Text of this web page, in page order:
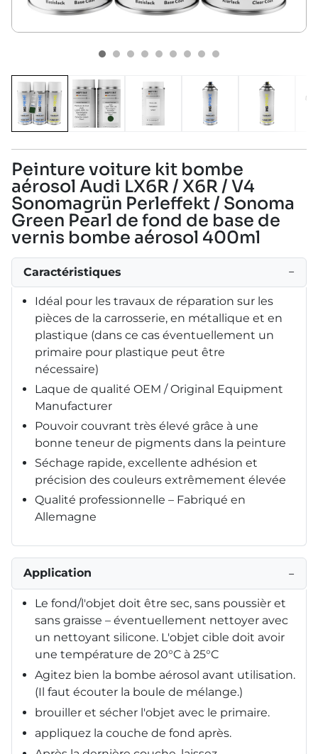
Peinture voiture kit bombe
aérosol Audi LX6R / X6R / V4
Sonomagrün Perleffekt / Sonoma
Green Pearl de fond de base de
vernis bombe aérosol 400ml
Caractéristiques −
Idéal pour les travaux de réparation sur les
pièces de la carrosserie, en métallique et en
plastique (dans ce cas éventuellement un
primaire pour plastique peut être
nécessaire)
Laque de qualité OEM / Original Equipment
Manufacturer
Pouvoir couvrant très élevé grâce à une
bonne teneur de pigments dans la peinture
Séchage rapide, excellente adhésion et
précision des couleurs extrêmement élevée
Qualité professionnelle – Fabriqué en
Allemagne
Application −
Le fond/l'objet doit être sec, sans poussièr et
sans graisse – éventuellement nettoyer avec
un nettoyant silicone. L'objet cible doit avoir
une température de 20°C à 25°C
Agitez bien la bombe aérosol avant utilisation.
(Il faut écouter la boule de mélange.)
brouiller et sécher l'objet avec le primaire.
appliquez la couche de fond après.